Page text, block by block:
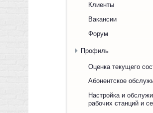
Клиенты
Вакансии
Форум
Профиль
Оценка текущего
Абонентское
Настройка и
рабочих станций и